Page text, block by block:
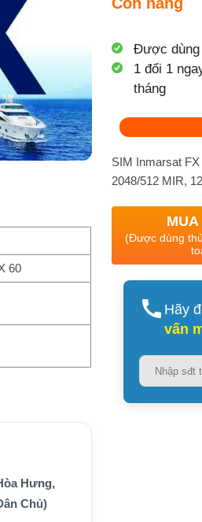
60
hải cho tàu b
Hưng,
Chủ)
Được dùng
1 đổi 1
tháng
SIM Inmarsat
2048/512 MIR,
MUA
(Được dùng
Hãy
vấn